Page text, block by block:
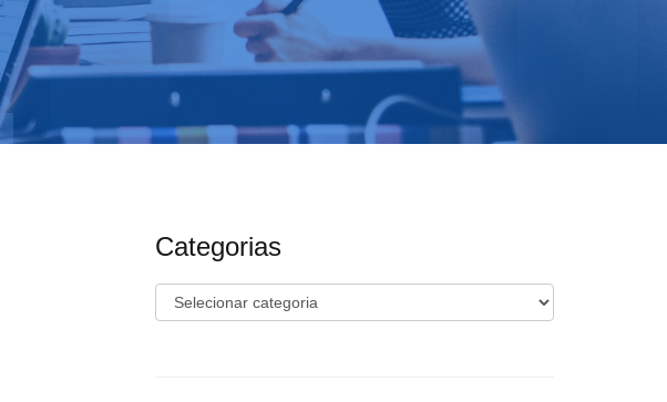
Categorias
Categorias